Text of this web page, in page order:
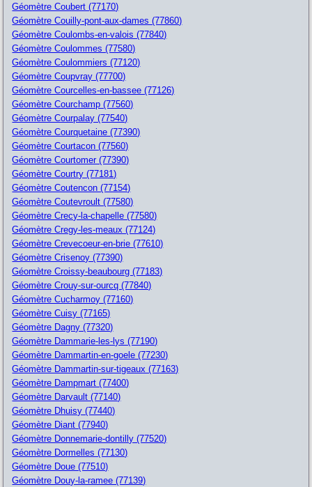
Géomètre Coubert (77170)
Géomètre Couilly-pont-aux-dames (77860)
Géomètre Coulombs-en-valois (77840)
Géomètre Coulommes (77580)
Géomètre Coulommiers (77120)
Géomètre Coupvray (77700)
Géomètre Courcelles-en-bassee (77126)
Géomètre Courchamp (77560)
Géomètre Courpalay (77540)
Géomètre Courquetaine (77390)
Géomètre Courtacon (77560)
Géomètre Courtomer (77390)
Géomètre Courtry (77181)
Géomètre Coutencon (77154)
Géomètre Coutevroult (77580)
Géomètre Crecy-la-chapelle (77580)
Géomètre Cregy-les-meaux (77124)
Géomètre Crevecoeur-en-brie (77610)
Géomètre Crisenoy (77390)
Géomètre Croissy-beaubourg (77183)
Géomètre Crouy-sur-ourcq (77840)
Géomètre Cucharmoy (77160)
Géomètre Cuisy (77165)
Géomètre Dagny (77320)
Géomètre Dammarie-les-lys (77190)
Géomètre Dammartin-en-goele (77230)
Géomètre Dammartin-sur-tigeaux (77163)
Géomètre Dampmart (77400)
Géomètre Darvault (77140)
Géomètre Dhuisy (77440)
Géomètre Diant (77940)
Géomètre Donnemarie-dontilly (77520)
Géomètre Dormelles (77130)
Géomètre Doue (77510)
Géomètre Douy-la-ramee (77139)